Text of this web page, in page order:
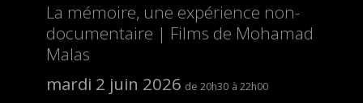
La mémoire, une expérience non-
documentaire | Films de Mohamad
Malas
mardi 2 juin 2026
20h30 22h00